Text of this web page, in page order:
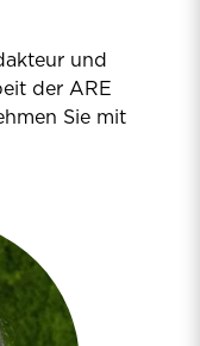
und
der ARE
Sie mit